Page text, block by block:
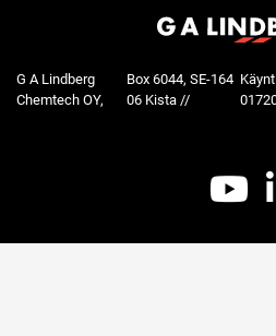
G A Lindberg
Chemtech OY,
Box 6044, SE-164
06 Kista //